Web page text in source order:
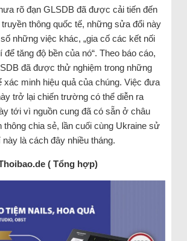
rõ đạn GLSDB đã được cải tiến đến
thông quốc tế, những sửa đổi này
những việc khác, „gia cố các kết nối
để tăng độ bền của nó“. Theo báo cáo,
đã được thử nghiệm trong những
xác minh hiệu quả của chúng. Việc đưa
trở lại chiến trường có thể diễn ra
tới vì nguồn cung đã có sẵn ở châu
thông chia sẻ, lần cuối cùng Ukraine sử
là cách đây nhiều tháng.
( Tổng hợp)